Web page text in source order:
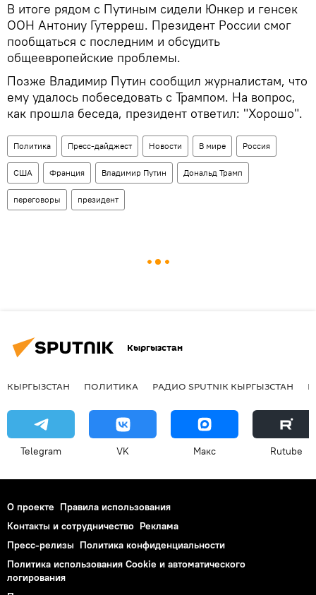
В итоге рядом с Путиным сидели Юнкер и генсек
ООН Антониу Гутерреш. Президент России смог
пообщаться с последним и обсудить
общеевропейские проблемы.
Позже Владимир Путин сообщил журналистам, что
ему удалось побеседовать с Трампом. На вопрос,
как прошла беседа, президент ответил: "Хорошо".
Политика Пресс-дайджест Новости В мире Россия
США Франция Владимир Путин Дональд Трамп
переговоры президент
Кыргызстан
КЫРГЫЗСТАН ПОЛИТИКА РАДИО SPUTNIK КЫРГЫЗСТАН
Telegram VK Макс Rutube
О проекте Правила использования
Контакты и сотрудничество Реклама
Пресс-релизы Политика конфиденциальности
Политика использования Cookie и автоматического
логирования